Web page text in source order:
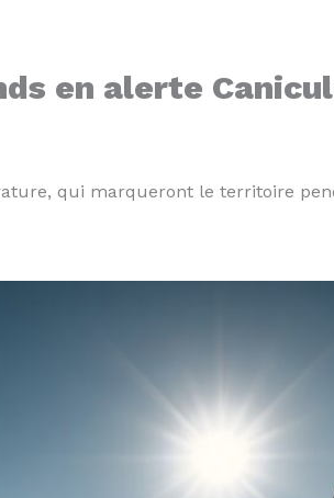
en alerte
qui marqueront le territoire